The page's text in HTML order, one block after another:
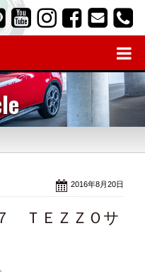
2016年8月20日
ＴＥＺＺＯサ